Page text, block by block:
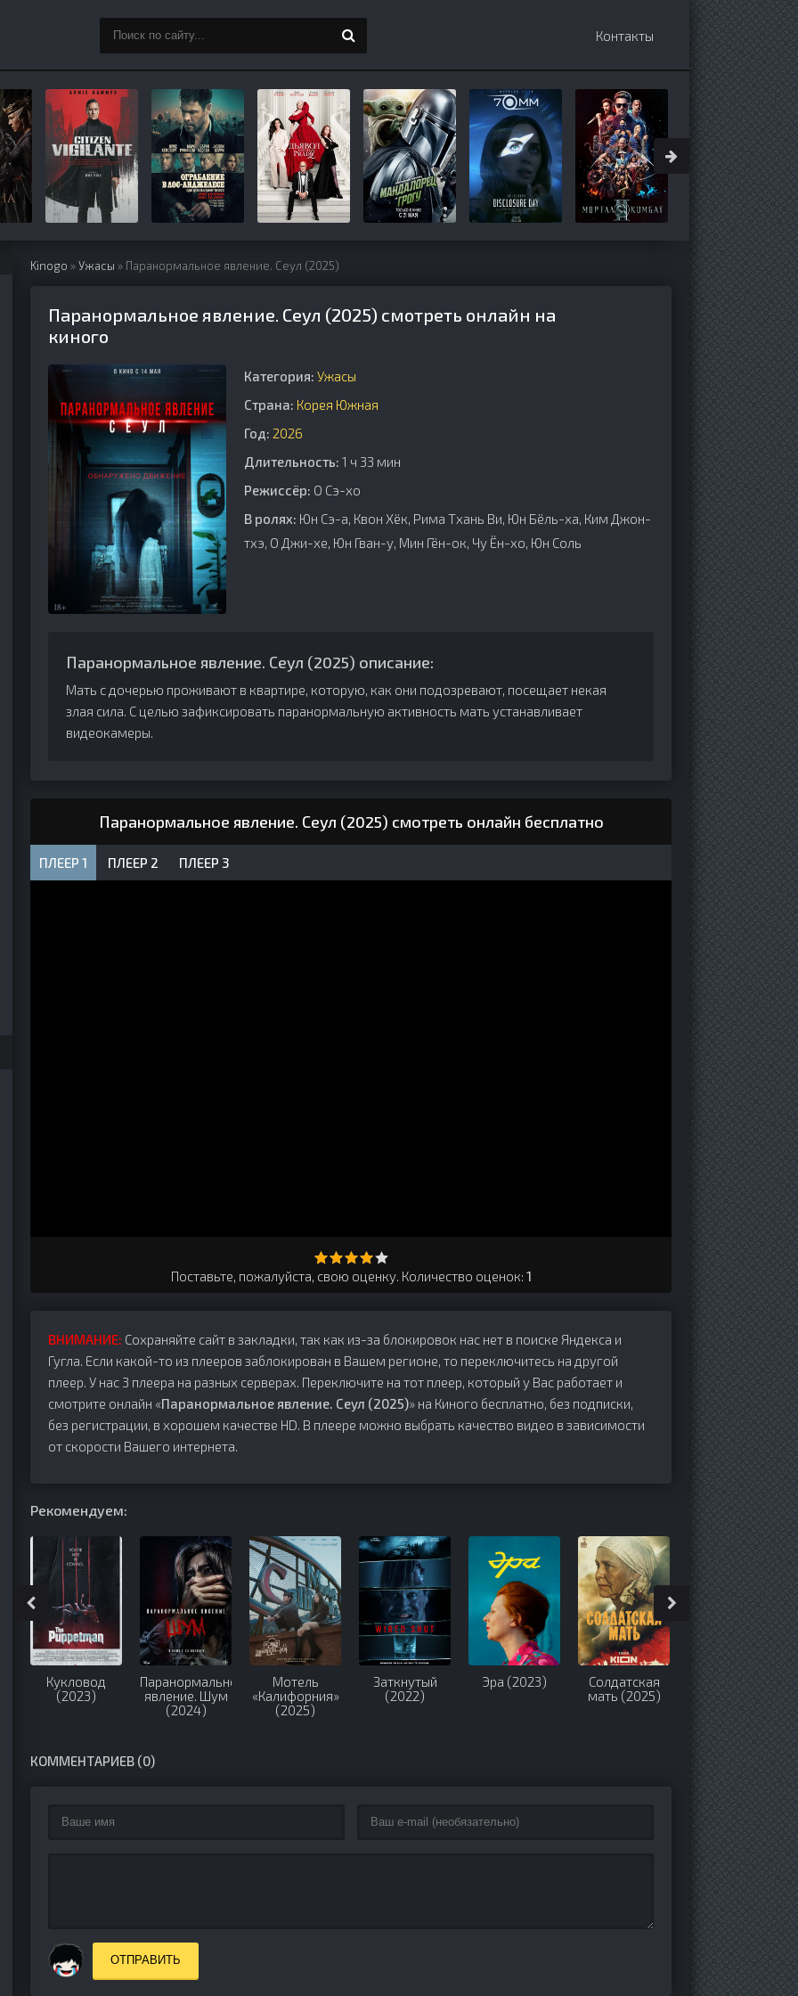
Контакты
Kinogo »Ужасы » Паранормальное явление. Сеул (2025)
Паранормальное явление. Сеул (2025) смотреть онлайн на
киного
Категория: Ужасы
Страна: Корея Южная
Год: 2026
Длительность: 1 ч 33 мин
Режиссёр: О Сэ-хо
В ролях: Юн Сэ-а, Квон Хёк, Рима Тхань Ви, Юн Бёль-ха, Ким Джон-
тхэ, О Джи-хе, Юн Гван-у, Мин Гён-ок, Чу Ён-хо, Юн Соль
Паранормальное явление. Сеул (2025) описание:
Мать с дочерью проживают в квартире, которую, как они подозревают, посещает некая
злая сила. С целью зафиксировать паранормальную активность мать устанавливает
видеокамеры.
Паранормальное явление. Сеул (2025) смотреть онлайн бесплатно
ПЛЕЕР 1 ПЛЕЕР 2 ПЛЕЕР 3
Поставьте, пожалуйста, свою оценку. Количество оценок: 1
ВНИМАНИЕ: Сохраняйте сайт в закладки, так как из-за блокировок нас нет в поиске Яндекса и
Гугла. Если какой-то из плееров заблокирован в Вашем регионе, то переключитесь на другой
плеер. У нас 3 плеера на разных серверах. Переключите на тот плеер, который у Вас работает и
смотрите онлайн «Паранормальное явление. Сеул (2025)» на Киного бесплатно, без подписки,
без регистрации, в хорошем качестве HD. В плеере можно выбрать качество видео в зависимости
от скорости Вашего интернета.
Рекомендуем:
Кукловод
(2023)
Паранормальное
явление. Шум
(2024)
Мотель
«Калифорния»
(2025)
Заткнутый
(2022)
Эра (2023)
Солдатская
мать (2025)
Сожалею о
тебе (2025)
КОММЕНТАРИЕВ (0)
ОТПРАВИТЬ